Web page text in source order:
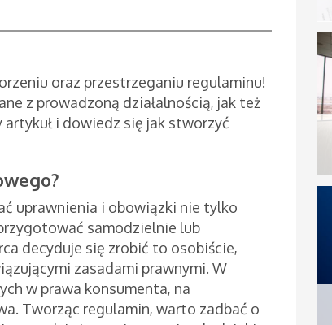
oraz przestrzeganiu regulaminu!
z prowadzoną działalnością, jak też
i dowiedz się jak stworzyć
uprawnienia i obowiązki nie tylko
samodzielnie lub
decyduje się zrobić to osobiście,
zasadami prawnymi. W
w prawa konsumenta, na
Tworząc regulamin, warto zadbać o